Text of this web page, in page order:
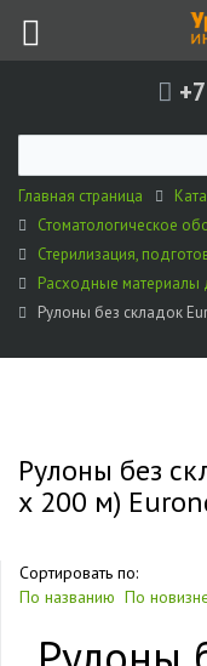
Главная страница
Стоматологическое
Стерилизация,
Расходные материалы
Рулоны без складок
Рулоны без
х 200 м)
Сортировать по:
По названию По